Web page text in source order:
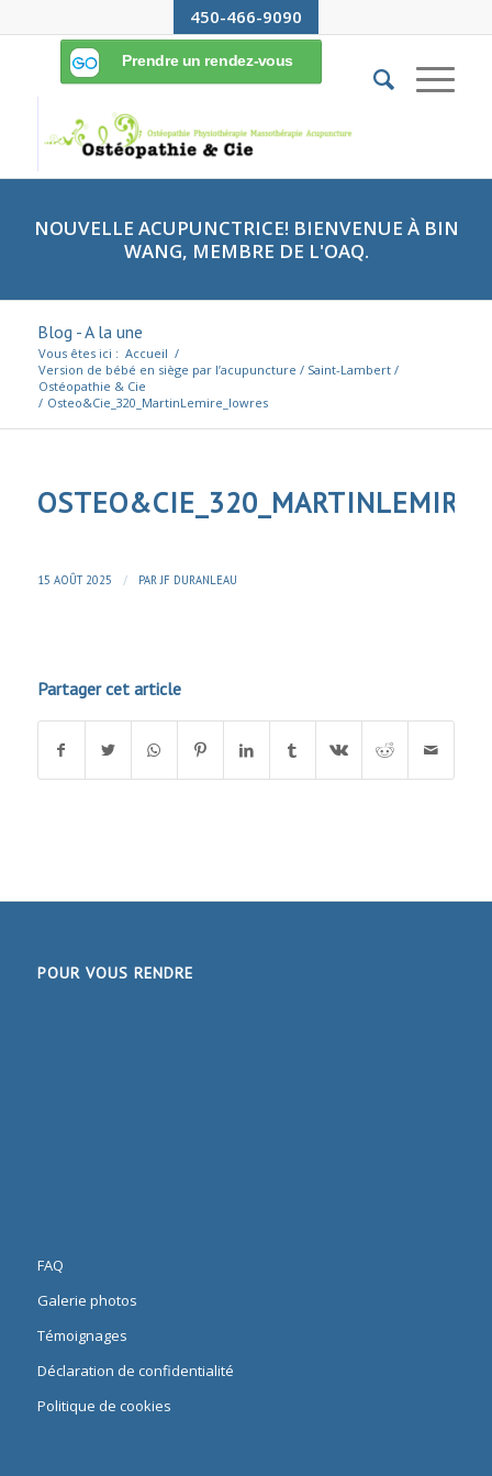
450-466-9090
NOUVELLE ACUPUNCTRICE! BIENVENUE À BIN
WANG, MEMBRE DE L'OAQ.
Blog - A la une
Vous êtes ici : Accueil /
Version de bébé en siège par l’acupuncture / Saint-Lambert /
Ostéopathie & Cie
/ Osteo&Cie_320_MartinLemire_lowres
15 AOÛT 2025 / PAR JF DURANLEAU
Partager cet article
POUR VOUS RENDRE
FAQ
Galerie photos
Témoignages
Déclaration de confidentialité
Politique de cookies